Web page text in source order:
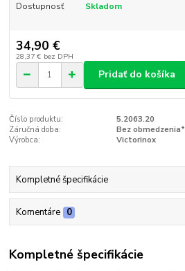
Dostupnosť Skladom
34,90 €
28,37 € bez DPH
Pridať do košíka
Číslo produktu:
5.2063.20
Záručná doba:
Bez obmedzenia*
Výrobca:
Victorinox
Kompletné špecifikácie
Komentáre 0
Kompletné špecifikácie